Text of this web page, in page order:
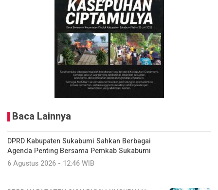
Baca Lainnya
DPRD Kabupaten Sukabumi Sahkan Berbagai
Agenda Penting Bersama Pemkab Sukabumi
6 Agustus 2026 - 12:46 WIB